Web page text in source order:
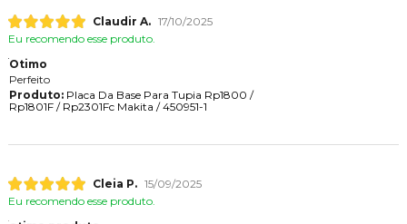
Claudir A. 17/10/2025
Eu recomendo esse produto.
Otimo
Perfeito
Produto:Placa Da Base Para Tupia Rp1800 /
Rp1801F / Rp2301Fc Makita / 450951-1
Cleia P. 15/09/2025
Eu recomendo esse produto.